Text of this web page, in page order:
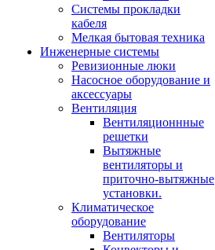
Системы прокладки
кабеля
Мелкая бытовая техника
Инженерные системы
Ревизионные люки
Насосное оборудование и
аксессуары
Вентиляция
Вентиляционнные
решетки
Вытяжные
вентиляторы и
приточно-вытяжные
установки.
Климатическое
оборудование
Вентиляторы